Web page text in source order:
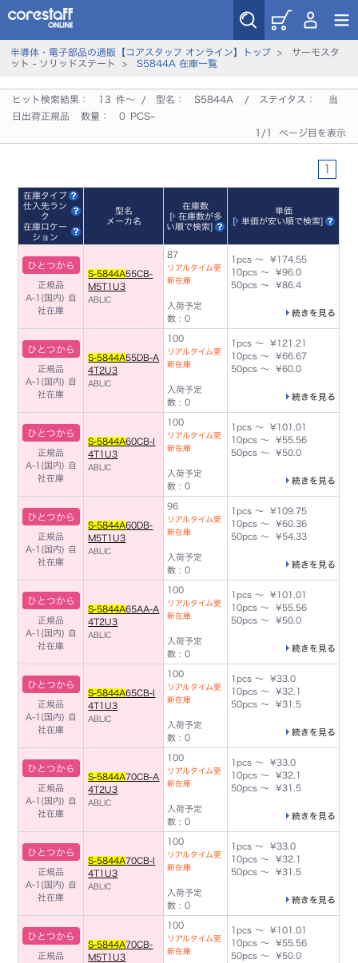
半導体・電子部品の通販【コアスタッフ オンライン】トップ> サーモスタ
ット - ソリッドステート > S5844A 在庫一覧
ヒット検索結果： 13 件～ / 型名： S5844A / ステイタス：
当
日出荷正規品
数量： 0 PCS~
1/1 ページ目を表示
1
在庫タイプ
仕入先ラン
ク
在庫ロケー
ション
型名
メーカ名
在庫数
[
在庫数が多
い順で検索]
単価
[
単価が安い順で検索]
ひとつから
正規品
A-1(国内)
自
社在庫
S-5844A55CB-
M5T1U3
ABLIC
87
リアルタイム更
新在庫
入荷予定
数 : 0
1pcs ～ ¥174.55
10pcs ～ ¥96.0
50pcs ～ ¥86.4
続きを見る
ひとつから
正規品
A-1(国内)
自
社在庫
S-5844A55DB-A
4T2U3
ABLIC
100
リアルタイム更
新在庫
入荷予定
数 : 0
1pcs ～ ¥121.21
10pcs ～ ¥66.67
50pcs ～ ¥60.0
続きを見る
ひとつから
正規品
A-1(国内)
自
社在庫
S-5844A60CB-I
4T1U3
ABLIC
100
リアルタイム更
新在庫
入荷予定
数 : 0
1pcs ～ ¥101.01
10pcs ～ ¥55.56
50pcs ～ ¥50.0
続きを見る
ひとつから
正規品
A-1(国内)
自
社在庫
S-5844A60DB-
M5T1U3
ABLIC
96
リアルタイム更
新在庫
入荷予定
数 : 0
1pcs ～ ¥109.75
10pcs ～ ¥60.36
50pcs ～ ¥54.33
続きを見る
ひとつから
正規品
A-1(国内)
自
社在庫
S-5844A65AA-A
4T2U3
ABLIC
100
リアルタイム更
新在庫
入荷予定
数 : 0
1pcs ～ ¥101.01
10pcs ～ ¥55.56
50pcs ～ ¥50.0
続きを見る
ひとつから
正規品
A-1(国内)
自
社在庫
S-5844A65CB-I
4T1U3
ABLIC
100
リアルタイム更
新在庫
入荷予定
数 : 0
1pcs ～ ¥33.0
10pcs ～ ¥32.1
50pcs ～ ¥31.5
続きを見る
ひとつから
正規品
A-1(国内)
自
社在庫
S-5844A70CB-A
4T2U3
ABLIC
100
リアルタイム更
新在庫
入荷予定
数 : 0
1pcs ～ ¥33.0
10pcs ～ ¥32.1
50pcs ～ ¥31.5
続きを見る
ひとつから
正規品
A-1(国内)
自
社在庫
S-5844A70CB-I
4T1U3
ABLIC
100
リアルタイム更
新在庫
入荷予定
数 : 0
1pcs ～ ¥33.0
10pcs ～ ¥32.1
50pcs ～ ¥31.5
続きを見る
ひとつから
正規品
S-5844A70CB-
M5T1U3
100
リアルタイム更
新在庫
1pcs ～ ¥101.01
10pcs ～ ¥55.56
50pcs ～ ¥50.0